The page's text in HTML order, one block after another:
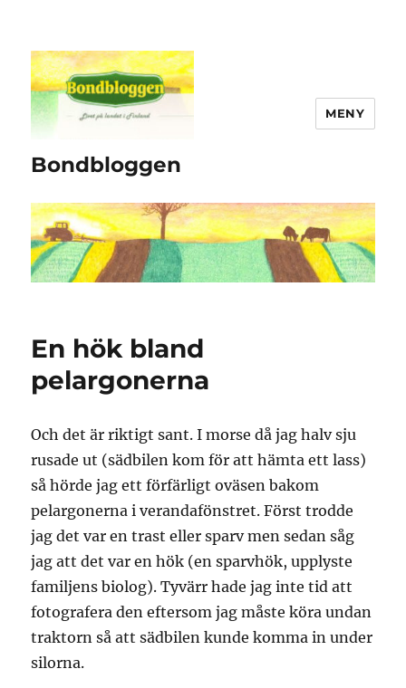
Bondbloggen
MENY
En hök bland
pelargonerna
Och det är riktigt sant. I morse då jag halv sju
rusade ut (sädbilen kom för att hämta ett lass)
så hörde jag ett förfärligt oväsen bakom
pelargonerna i verandafönstret. Först trodde
jag det var en trast eller sparv men sedan såg
jag att det var en hök (en sparvhök, upplyste
familjens biolog). Tyvärr hade jag inte tid att
fotografera den eftersom jag måste köra undan
traktorn så att sädbilen kunde komma in under
silorna.